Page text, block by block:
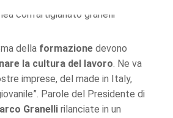
dellaformazionedevono
la cultura del lavoro. Ne va
imprese, del made in Italy,
Parole del Presidente di
Granellirilanciate in un